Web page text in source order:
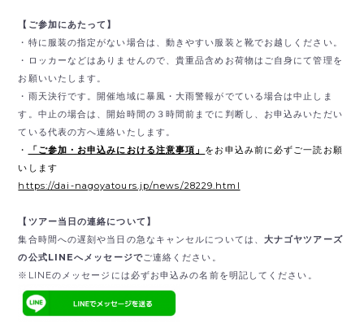
【ご参加にあたって】
・特に服装の指定がない場合は、動きやすい服装と靴でお越しください。
・ロッカーなどはありませんので、貴重品含めお荷物はご自身にて管理を
お願いいたします。
・雨天決行です。開催地域に暴風・大雨警報がでている場合は中止しま
す。中止の場合は、開始時間の３時間前までに判断し、お申込みいただい
ている代表の方へ連絡いたします。
・
「ご参加・お申込みにおける注意事項」 をお申込み前に必ずご一読お願
いします
https://dai-nagoyatours.jp/news/28229.html
【ツアー当日の連絡について】
集合時間への遅刻や当日の急なキャンセルについては、 大ナゴヤツアーズ
の公式LINEへメッセージでご連絡ください。
※LINEのメッセージには必ずお申込みの名前を明記してください。